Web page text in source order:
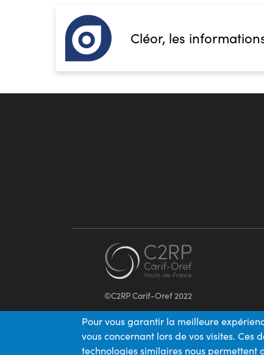
Cléor, les
©C2RP Carif-Oref 2022
Pour vous garantir la meilleure
vous concernant lors de vos visites. Ces
technologies similaires nous permettent